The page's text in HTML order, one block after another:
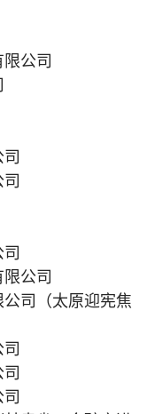
公司
公司
司（太原迎宪焦